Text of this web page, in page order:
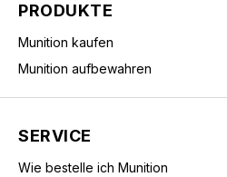
PRODUKTE
Munition kaufen
Munition aufbewahren
SERVICE
Wie bestelle ich Munition